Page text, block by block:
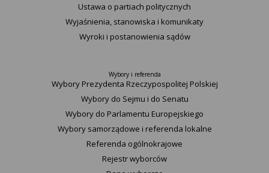
Ustawa o partiach politycznych
Wyjaśnienia, stanowiska i komunikaty
Wyroki i postanowienia sądów
Wybory i referenda
Wybory Prezydenta Rzeczypospolitej Polskiej
Wybory do Sejmu i do Senatu
Wybory do Parlamentu Europejskiego
Wybory samorządowe i referenda lokalne
Referenda ogólnokrajowe
Rejestr wyborców